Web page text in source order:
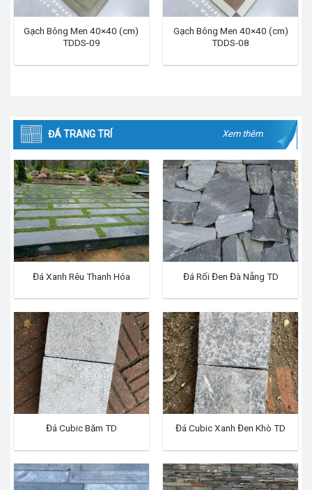
Gạch Bông Men 40×40 (cm)
TDDS-09
Gạch Bông Men 40×40 (cm)
TDDS-08
ĐÁ TRANG TRÍ Xem thêm
Đá Xanh Rêu Thanh Hóa Đá Rối Đen Đà Nẵng TD
Đá Cubic Băm TD Đá Cubic Xanh Đen Khò TD